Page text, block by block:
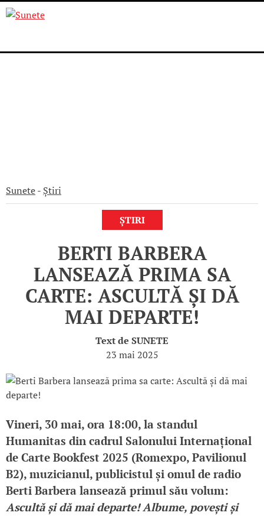
Sunete- Știri
ȘTIRI
BERTI BARBERA
LANSEAZĂ PRIMA SA
CARTE: ASCULTĂ ȘI DĂ
MAI DEPARTE!
Text de SUNETE
23 mai 2025
Vineri, 30 mai, ora 18:00, la standul
Humanitas din cadrul Salonului Internațional
de Carte Bookfest 2025 (Romexpo, Pavilionul
B2), muzicianul, publicistul și omul de radio
Berti Barbera lansează primul său volum:
Ascultă și dă mai departe! Albume, povești și